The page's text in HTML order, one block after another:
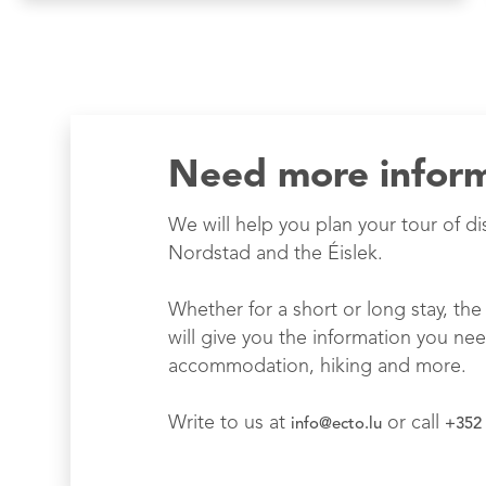
Need more
We will help you plan your tour of
Nordstad and the Éislek.
Whether for a short or long stay,
will give you the information you
accommodation, hiking and more.
Write to us at info@ecto.lu or call +352